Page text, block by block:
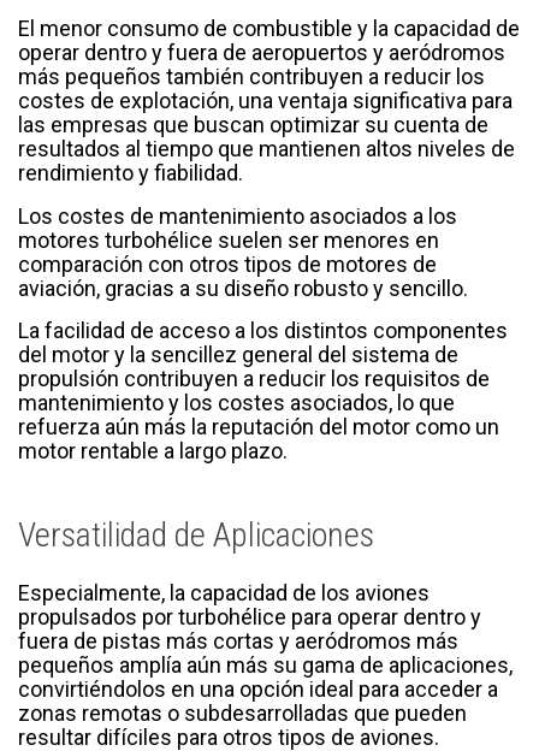
El menor consumo de combustible y la capacidad de
operar dentro y fuera de aeropuertos y aeródromos
más pequeños también contribuyen a reducir los
costes de explotación, una ventaja significativa para
las empresas que buscan optimizar su cuenta de
resultados al tiempo que mantienen altos niveles de
rendimiento y fiabilidad.
Los costes de mantenimiento asociados a los
motores turbohélice suelen ser menores en
comparación con otros tipos de motores de
aviación, gracias a su diseño robusto y sencillo.
La facilidad de acceso a los distintos componentes
del motor y la sencillez general del sistema de
propulsión contribuyen a reducir los requisitos de
mantenimiento y los costes asociados, lo que
refuerza aún más la reputación del motor como un
motor rentable a largo plazo.
Versatilidad de Aplicaciones
Especialmente, la capacidad de los aviones
propulsados por turbohélice para operar dentro y
fuera de pistas más cortas y aeródromos más
pequeños amplía aún más su gama de aplicaciones,
convirtiéndolos en una opción ideal para acceder a
zonas remotas o subdesarrolladas que pueden
resultar difíciles para otros tipos de aviones.